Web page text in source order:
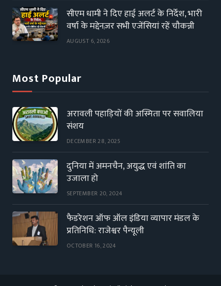
सीएम धामी ने दिए हाई अलर्ट के निर्देश, भारी
वर्षा के मद्देनज़र सभी एजेंसियां रहें चौकन्नी
AUGUST 6, 2026
Most Popular
अरावली पहाड़ियों की अस्मिता पर सवालिया
संशय
DECEMBER 28, 2025
दुनिया में अमनचैन, अयुद्ध एवं शांति का
उजाला हो
SEPTEMBER 20, 2024
फैडरेशन ऑफ ऑल इंडिया व्यापार मंडल के
प्रतिनिधि: राजेश्वर पैन्यूली
OCTOBER 16, 2024